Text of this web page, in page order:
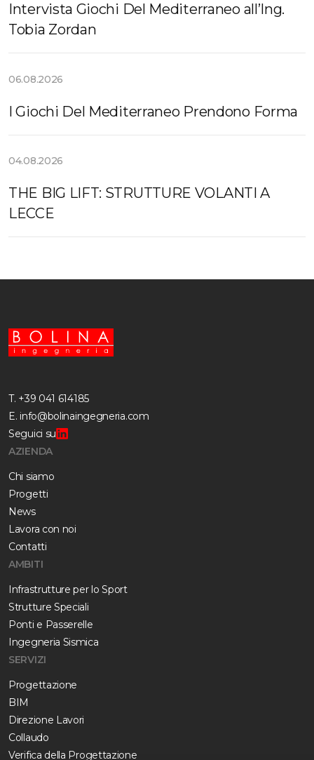
Intervista Giochi Del Mediterraneo all’Ing.
Tobia Zordan
06.08.2026
I Giochi Del Mediterraneo Prendono Forma
04.08.2026
THE BIG LIFT: STRUTTURE VOLANTI A
LECCE
T. +39 041 614185
E. info@bolinaingegneria.com
Seguici su
AZIENDA
Chi siamo
Progetti
News
Lavora con noi
Contatti
AMBITI
Infrastrutture per lo Sport
Strutture Speciali
Ponti e Passerelle
Ingegneria Sismica
SERVIZI
Progettazione
BIM
Direzione Lavori
Collaudo
Verifica della Progettazione